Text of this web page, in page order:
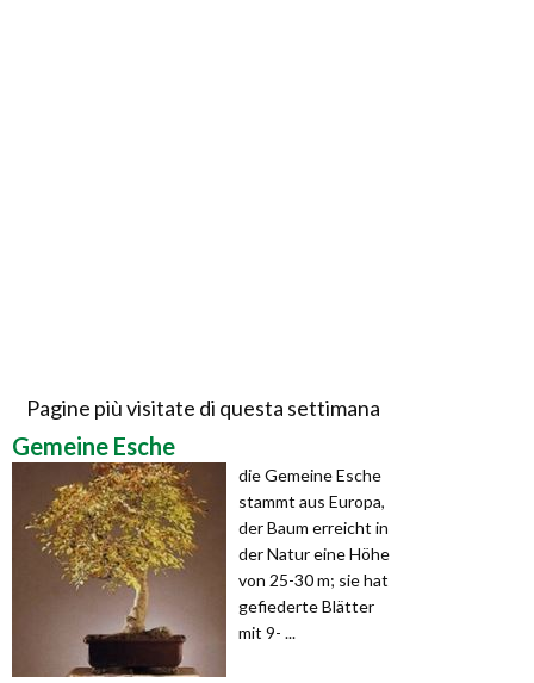
Pagine più visitate di questa settimana
Gemeine Esche
die Gemeine Esche
stammt aus Europa,
der Baum erreicht in
der Natur eine Höhe
von 25-30 m; sie hat
gefiederte Blätter
mit 9- ...